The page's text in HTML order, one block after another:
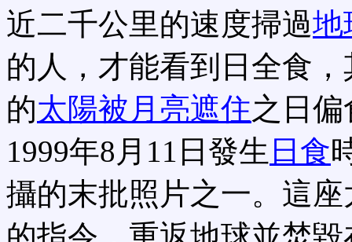
近二千公里的速度掃過地
的人，才能看到日全食
的太陽被月亮遮住之日
1999年8月11日發生 日食
攝的末批照片之一。這